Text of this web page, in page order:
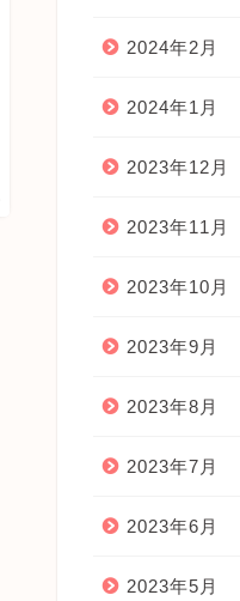
2024年2月
2024年1月
2023年12月
2023年11月
2023年10月
2023年9月
2023年8月
2023年7月
2023年6月
2023年5月